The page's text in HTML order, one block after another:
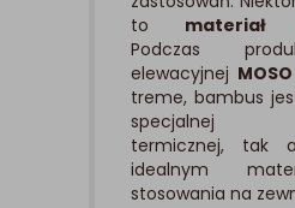
to materiał
Podczas
elewacyjnej
treme, bambus
specjalnej
termicznej, tak
idealnym
stosowania na